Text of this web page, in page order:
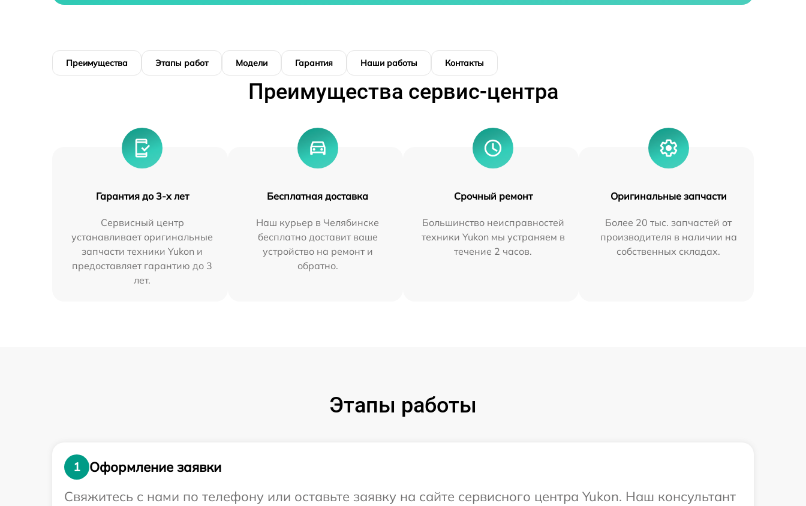
Преимущества Этапы работ Модели Гарантия Наши работы Контакты
Преимущества сервис-центра
Гарантия до 3-х лет
Сервисный центр
устанавливает оригинальные
запчасти техники Yukon и
предоставляет гарантию до 3
лет.
Бесплатная доставка
Наш курьер в Челябинске
бесплатно доставит ваше
устройство на ремонт и
обратно.
Срочный ремонт
Большинство неисправностей
техники Yukon мы устраняем в
течение 2 часов.
Оригинальные запчасти
Более 20 тыс. запчастей от
производителя в наличии на
собственных складах.
Этапы работы
1
Оформление заявки
Свяжитесь с нами по телефону или оставьте заявку на сайте сервисного центра Yukon. Наш консультант